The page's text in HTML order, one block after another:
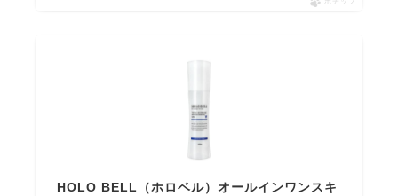
ポチップ
HOLO BELL（ホロベル）オールインワンスキ